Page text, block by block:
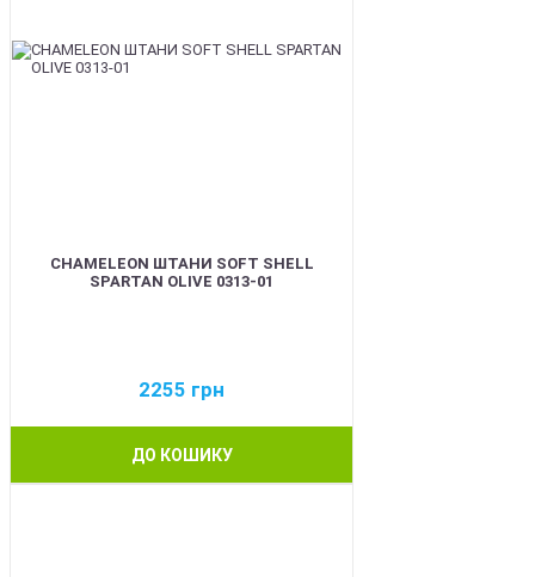
CHAMELEON ШТАНИ SOFT SHELL
SPARTAN OLIVE 0313-01
2255 грн
ДО КОШИКУ